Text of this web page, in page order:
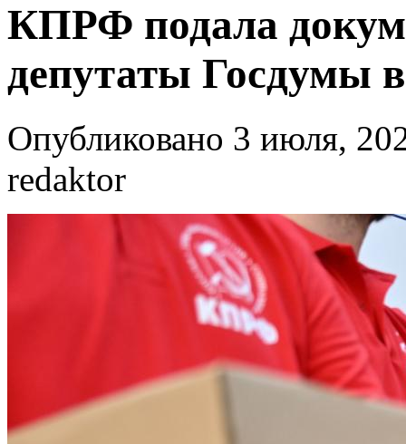
КПРФ подала
депутаты Госдумы
Опубликовано 3 июля,
redaktor